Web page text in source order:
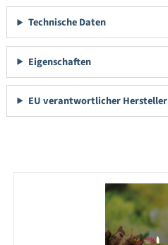
Technische Daten
Eigenschaften
EU verantwortlicher Hersteller